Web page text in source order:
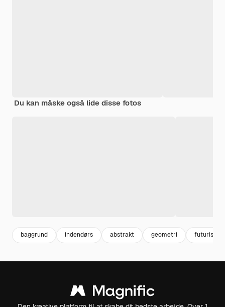
Du kan måske også lide disse fotos
baggrund indendørs abstrakt geometri futuristisk